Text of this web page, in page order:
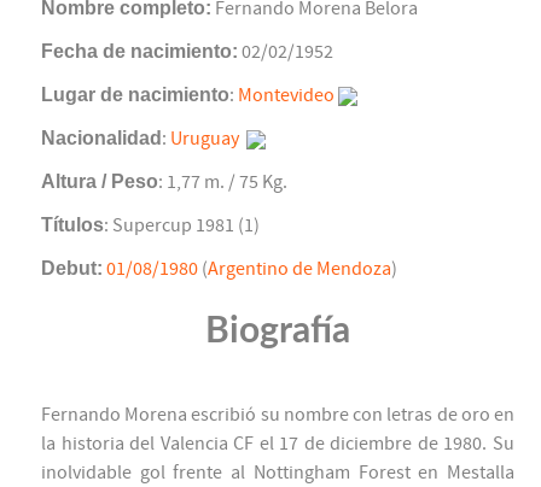
Nombre completo: Fernando Morena Belora
Fecha de nacimiento: 02/02/1952
Lugar de nacimiento: Montevideo
Nacionalidad : Uruguay
Altura / Peso: 1,77 m. / 75 Kg.
Títulos: Supercup 1981 (1)
Debut: 01/08/1980 (Argentino de Mendoza)
Biografía
Fernando Morena escribió su nombre con letras de oro en
la historia del Valencia CF el 17 de diciembre de 1980. Su
inolvidable gol frente al Nottingham Forest en Mestalla